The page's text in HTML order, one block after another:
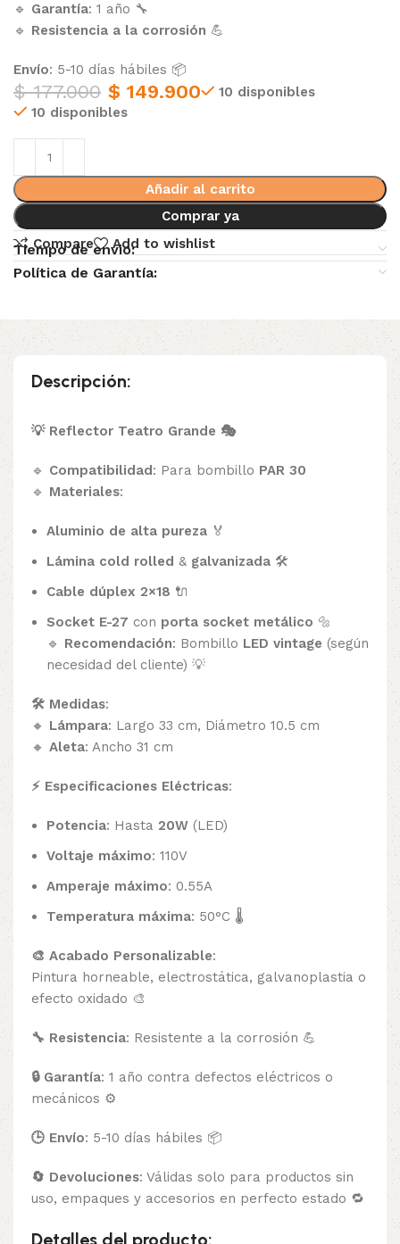
🔹 Garantía: 1 año 🔧
🔹 Resistencia a la corrosión 💪
Envío: 5-10 días hábiles 📦
$177.000 $ 149.900
10 disponibles
10 disponibles
Añadir al carrito
Comprar ya
Compare
Add to wishlist
Tiempo de envio:
Política de Garantía:
Descripción:
💡 Reflector Teatro Grande 🎭
🔹 Compatibilidad: Para bombillo PAR 30
🔹 Materiales:
Aluminio de alta pureza 🏅
Lámina cold rolled & galvanizada 🛠️
Cable dúplex 2×18 🔌
Socket E-27 con porta socket metálico 🔩
🔹 Recomendación: Bombillo LED vintage (según
necesidad del cliente) 💡
🛠️ Medidas:
🔸 Lámpara: Largo 33 cm, Diámetro 10.5 cm
🔸 Aleta: Ancho 31 cm
⚡ Especificaciones Eléctricas:
Potencia: Hasta 20W (LED)
Voltaje máximo: 110V
Amperaje máximo: 0.55A
Temperatura máxima: 50°C 🌡️
🎨 Acabado Personalizable:
Pintura horneable, electrostática, galvanoplastia o
efecto oxidado 🎨
🔧 Resistencia: Resistente a la corrosión 💪
🔒 Garantía: 1 año contra defectos eléctricos o
mecánicos ⚙️
🕒 Envío: 5-10 días hábiles 📦
🔄 Devoluciones: Válidas solo para productos sin
uso, empaques y accesorios en perfecto estado 🔁
Detalles del producto: